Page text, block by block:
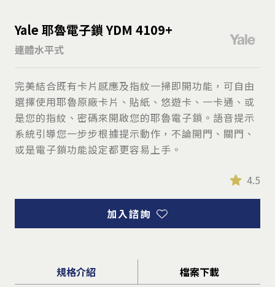
Yale 耶魯電子鎖 YDM 4109+
連體水平式
完美結合既有卡片感應及指紋一掃即開功能，可自由
選擇使用耶魯原廠卡片、貼紙、悠遊卡、一卡通、或
是您的指紋、密碼來開啟您的耶魯電子鎖。語音提示
系統引導您一步步根據提示動作，不論開門、關門、
或是電子鎖功能設定都更容易上手。
加入諮詢
4.5
規格介紹 檔案下載